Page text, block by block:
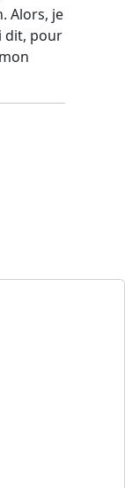
Alors, je
dit, pour